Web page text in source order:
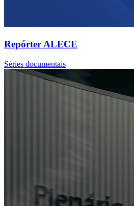
Repórter ALECE
Séries documentais